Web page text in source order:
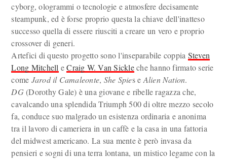
cyborg, ologrammi o tecnologie e atmosfere decisamente
steampunk, ed è forse proprio questa la chiave dell'inatteso
successo quella di essere riusciti a creare un vero e proprio
crossover di generi.
Artefici di questo progetto sono l'inseparabile coppia Steven
Long Mitchell eCraig W. Van Sickleche hanno firmato serie
come Jarod il Camaleonte, She Spies e Alien Nation.
DG(Dorothy Gale) è una giovane e ribelle ragazza che,
cavalcando una splendida Triumph 500 di oltre mezzo secolo
fa, conduce suo malgrado un esistenza ordinaria e anonima
tra il lavoro di cameriera in un caffè e la casa in una fattoria
del midwest americano. La sua mente è però invasa da
pensieri e sogni di una terra lontana, un mistico legame con la